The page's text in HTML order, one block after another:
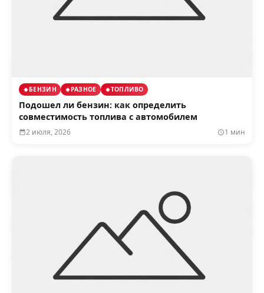
БЕНЗИН РАЗНОЕ ТОПЛИВО
Подошел ли бензин: как определить
совместимость топлива с автомобилем
2 июля, 2026 1 мин